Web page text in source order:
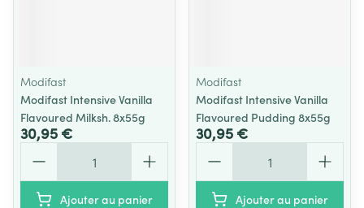
Modifast
Modifast Intensive Vanilla
Flavoured Milksh. 8x55g
30,95 €
Ajouter au panier
Modifast
Modifast Intensive Vanilla
Flavoured Pudding 8x55g
30,95 €
Ajouter au panier